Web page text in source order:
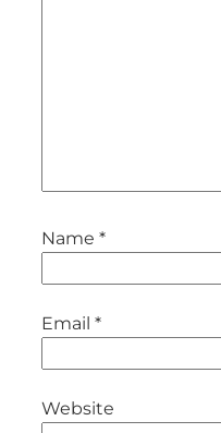
Name *
Email *
Website